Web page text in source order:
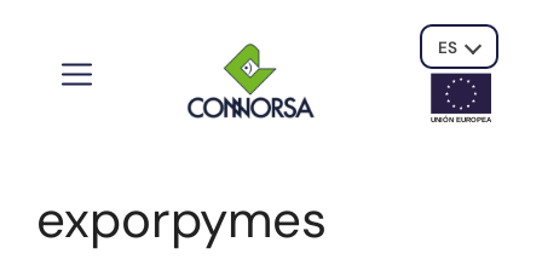
ES
UNIÓN EUROPEA
exporpymes